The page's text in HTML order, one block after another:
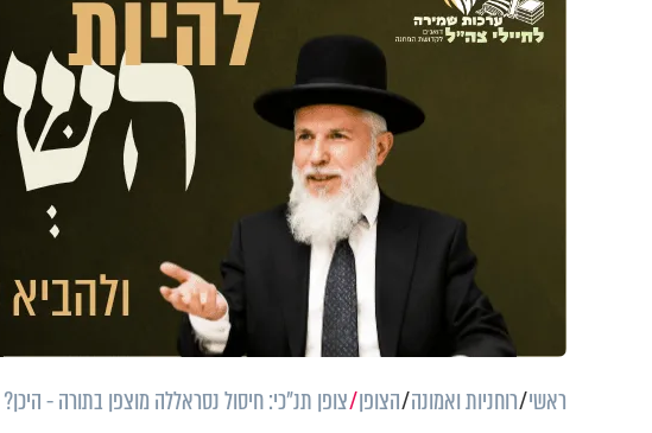
ראשי רוחניות ואמונה הצופן צופן תנ"כי: חיסול נסראללה מוצפן בתורה - היכן?